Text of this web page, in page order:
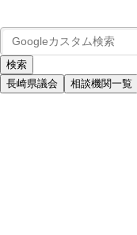
長崎県議会 相談機関一覧